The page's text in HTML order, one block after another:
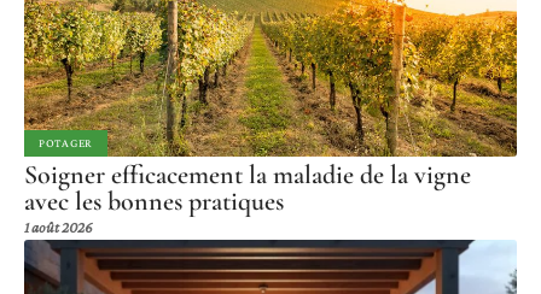
POTAGER
Soigner efficacement la maladie de la vigne
avec les bonnes pratiques
1 août 2026